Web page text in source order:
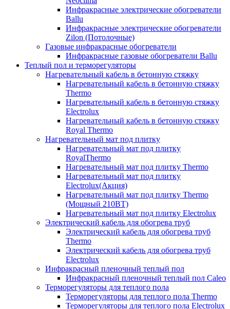
Инфракрасные электрические обогреватели
Ballu
Инфракрасные электрические обогреватели
Zilon (Потолочные)
Газовые инфракрасные обогреватели
Инфракрасные газовые обогреватели Ballu
Теплый пол и терморегуляторы
Нагревательный кабель в бетонную стяжку
Нагревательный кабель в бетонную стяжку
Thermo
Нагревательный кабель в бетонную стяжку
Electrolux
Нагревательный кабель в бетонную стяжку
Royal Thermo
Нагревательный мат под плитку
Нагревательный мат под плитку
RoyalThermo
Нагревательный мат под плитку Thermo
Нагревательный мат под плитку
Electrolux(Акция)
Нагревательный мат под плитку Thermo
(Мощный 210ВТ)
Нагревательный мат под плитку Electrolux
Электрический кабель для обогрева труб
Электрический кабель для обогрева труб
Thermo
Электрический кабель для обогрева труб
Electrolux
Инфракрасный пленочный теплый пол
Инфракрасный пленочный теплый пол Caleo
Терморегуляторы для теплого пола
Терморегуляторы для теплого пола Thermo
Терморегуляторы для теплого пола Electrolux